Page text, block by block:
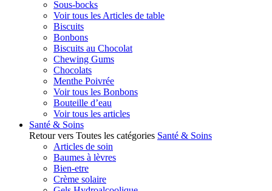
Sous-bocks
Voir tous les Articles de table
Biscuits
Bonbons
Biscuits au Chocolat
Chewing Gums
Chocolats
Menthe Poivrée
Voir tous les Bonbons
Bouteille d’eau
Voir tous les articles
Santé & Soins
Retour vers Toutes les catégories Santé & Soins
Articles de soin
Baumes à lèvres
Bien-etre
Crème solaire